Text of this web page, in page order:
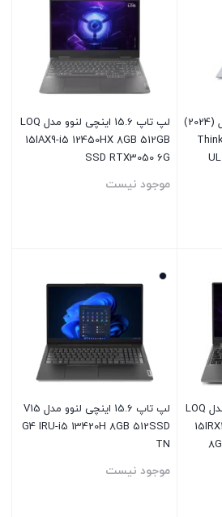
لپ تاپ 14 اینچی لنوو مدل (2024)
لپ تاپ 15.6 اینچی لنوو مدل LOQ
15IAX9-i5 12450HX 8GB 512GB
SSD RTX3050 6G
موجود نیست
لپ تاپ 15.6 اینچی لنوو مدل LOQ
لپ تاپ 15.6 اینچی لنوو مدل V15
G4 IRU-i5 13420H 8GB 512SSD
TN
موجود نیست